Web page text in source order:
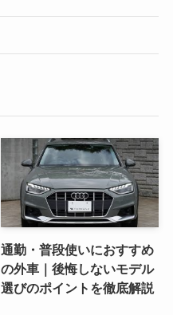
通勤・普段使いにおすすめ
の外車｜後悔しないモデル
選びのポイントを徹底解説